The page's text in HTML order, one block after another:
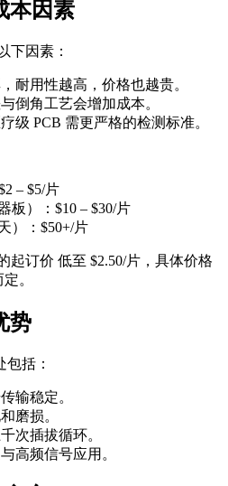
本因素
下因素：
耐用性越高，价格也越贵。
倒角工艺会增加成本。
级 PCB 需更严格的检测标准。
– $5/片
板）：$10 – $30/片
）：$50+/片
起订价 低至 $2.50/片，具体价格
。
势
括：
输稳定。
磨损。
次插拔循环。
高频信号应用。